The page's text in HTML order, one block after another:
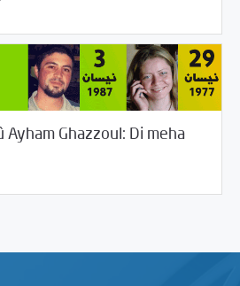
Ayham Ghazzoul: Di meha